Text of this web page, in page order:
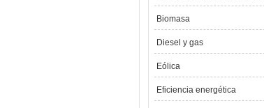
Biomasa
Diesel y gas
Eólica
Eficiencia energética